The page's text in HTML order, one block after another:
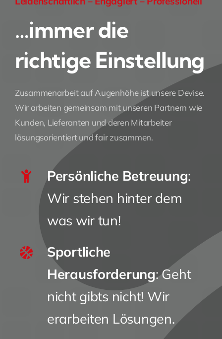
…immer die
richtige Einstellung
Zusammenarbeit auf Augenhöhe ist unsere Devise.
Wir arbeiten gemeinsam mit unseren Partnern wie
Kunden, Lieferanten und deren Mitarbeiter
lösungsorientiert und fair zusammen.
Persönliche Betreuung:
Wir stehen hinter dem
was wir tun!
Sportliche
Herausforderung: Geht
nicht gibts nicht! Wir
erarbeiten Lösungen.